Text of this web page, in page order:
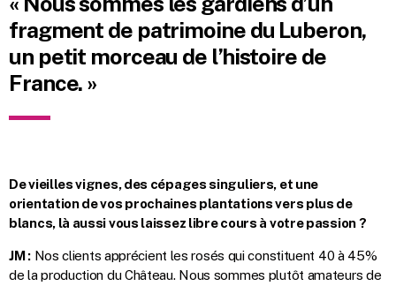
fragment de patrimoine du Luberon,
un petit morceau de l’histoire de
France. »
De vieilles vignes, des cépages singuliers, et une
orientation de vos prochaines plantations vers plus de
blancs, là aussi vous laissez libre cours à votre passion ?
JM :Nos clients apprécient les rosés qui constituent 40 à 45%
de la production du Château. Nous sommes plutôt amateurs de